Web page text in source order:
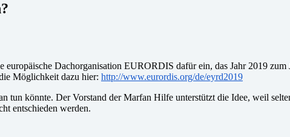
Dachorganisation EURORDIS dafür ein, das Jahr 2019 zum
Möglichkeit dazu hier: http://www.eurordis.org/de/eyrd2019
tun könnte. Der Vorstand der Marfan Hilfe unterstützt die Idee, weil
entschieden werden.